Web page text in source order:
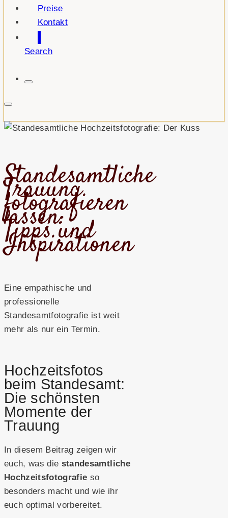
Preise
Kontakt
Search
Standesamtliche
Trauung
fotografieren
lassen:
Tipps und
Inspirationen
Eine empathische und
professionelle
Standesamtfotografie ist weit
mehr als nur ein Termin.
Hochzeitsfotos
beim Standesamt:
Die schönsten
Momente der
Trauung
In diesem Beitrag zeigen wir
euch, was die standesamtliche
Hochzeitsfotografie so
besonders macht und wie ihr
euch optimal vorbereitet.